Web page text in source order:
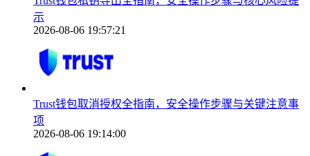
示
2026-08-06 19:57:21
Trust钱包取消授权全指南，安全操作步骤与关键注意事
项
2026-08-06 19:14:00